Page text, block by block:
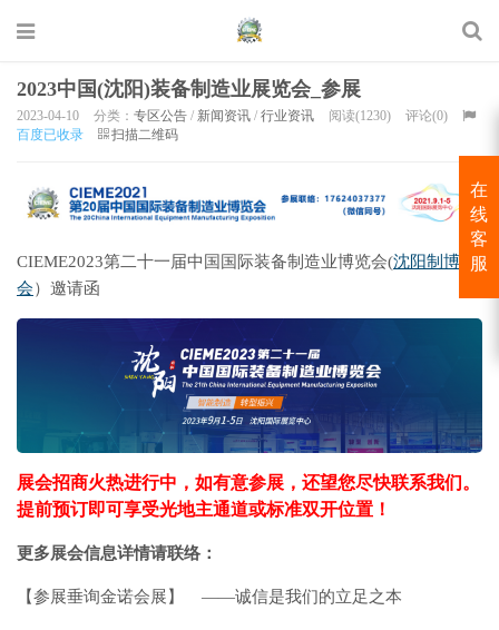
2023中国(沈阳)装备制造业展览会_参展
2023-04-10 分类： 专区公告 / 新闻资讯 / 行业资讯 阅读(1230)
评论(0)
百度已收录
扫描二维码
CIEME2023第二十一届中国国际装备制造业博览会(沈阳制博
会）邀请函
展会招商火热进行中，如有意参展，还望您尽快联系我们。
提前预订即可享受光地主通道或标准双开位置！
更多展会信息详情请联络：
【参展垂询金诺会展】 ——诚信是我们的立足之本
在
线
客
服